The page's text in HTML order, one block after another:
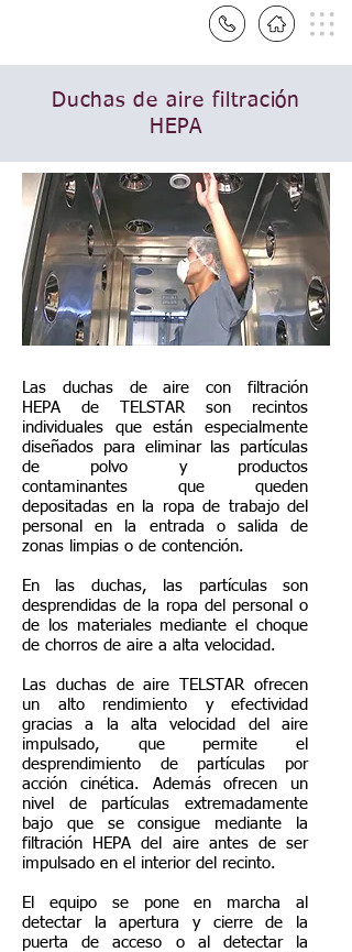
Duchas de aire filtración
HEPA
Las duchas de aire con filtración
HEPA de TELSTAR son recintos
individuales que están especialmente
diseñados para eliminar las partículas
de polvo y productos
contaminantes que queden
depositadas en la ropa de trabajo del
personal en la entrada o salida de
zonas limpias o de contención.
En las duchas, las partículas son
desprendidas de la ropa del personal o
de los materiales mediante el choque
de chorros de aire a alta velocidad.
Las duchas de aire TELSTAR ofrecen
un alto rendimiento y efectividad
gracias a la alta velocidad del aire
impulsado, que permite el
desprendimiento de partículas por
acción cinética. Además ofrecen un
nivel de partículas extremadamente
bajo que se consigue mediante la
filtración HEPA del aire antes de ser
impulsado en el interior del recinto.
El equipo se pone en marcha al
detectar la apertura y cierre de la
puerta de acceso o al detectar la